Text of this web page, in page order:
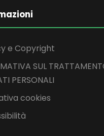
e Copyright
SUL
PERSONALI
cookies